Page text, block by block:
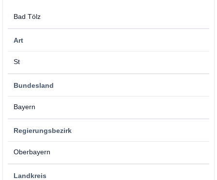
Bad Tölz
Art
St
Bundesland
Bayern
Regierungsbezirk
Oberbayern
Landkreis